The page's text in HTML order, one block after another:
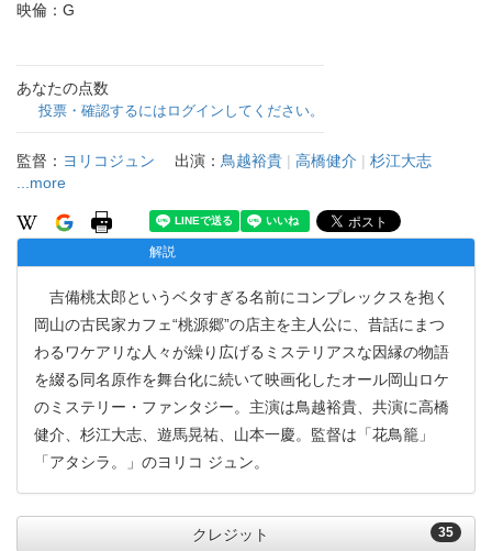
映倫：G
あなたの点数
投票・確認するにはログインしてください。
監督： ヨリコジュン 出演： 鳥越裕貴 | 高橋健介 | 杉江大志
...more
解説
吉備桃太郎というベタすぎる名前にコンプレックスを抱く
岡山の古民家カフェ“桃源郷”の店主を主人公に、昔話にまつ
わるワケアリな人々が繰り広げるミステリアスな因縁の物語
を綴る同名原作を舞台化に続いて映画化したオール岡山ロケ
のミステリー・ファンタジー。主演は鳥越裕貴、共演に高橋
健介、杉江大志、遊馬晃祐、山本一慶。監督は「花鳥籠」
「アタシラ。」のヨリコ ジュン。
35
クレジット